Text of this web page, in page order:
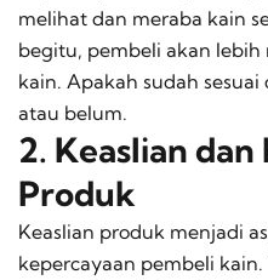
melihat dan meraba kain
begitu, pembeli akan
kain. Apakah sudah
atau belum.
2. Keaslian dan
Produk
Keaslian produk menjadi
kepercayaan pembeli